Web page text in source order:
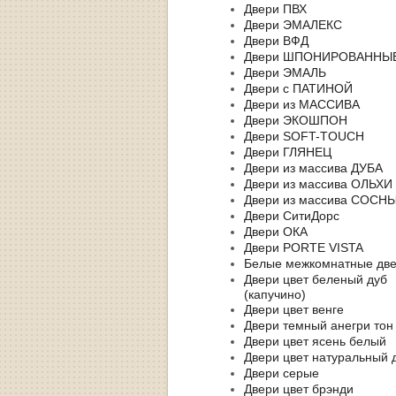
Двери ПВХ
Двери ЭМАЛЕКС
Двери ВФД
Двери
Двери ЭМАЛЬ
Двери с ПАТИНОЙ
Двери из МАССИВА
Двери ЭКОШПОН
Двери SOFT-TOUCH
Двери ГЛЯНЕЦ
Двери из массива ДУБА
Двери из массива ОЛЬХИ
Двери из массива
Двери СитиДорс
Двери ОКА
Двери PORTE VISTA
Белые межкомнатные
Двери цвет беленый дуб
(капучино)
Двери цвет венге
Двери темный анегри
Двери цвет ясень белый
Двери цвет натуральный
Двери серые
Двери цвет брэнди